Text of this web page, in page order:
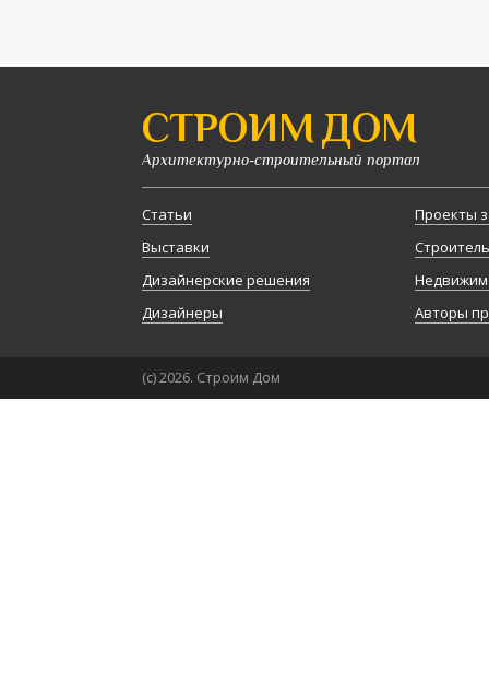
СТРОИМ ДОМ
Архитектурно-строительный портал
Статьи
Выставки
Дизайнерские решения
Дизайнеры
Проекты
Авторы
(с) 2026. Строим Дом